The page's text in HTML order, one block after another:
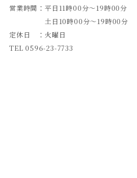
営業時間：平日11時00分～19時00分
土日10時00分～19時00分
定休日 ：火曜日
TEL 0596-23-7733